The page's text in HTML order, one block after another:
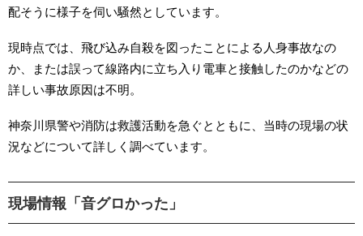
配そうに様子を伺い騒然としています。
現時点では、飛び込み自殺を図ったことによる人身事故なの
か、または誤って線路内に立ち入り電車と接触したのかなどの
詳しい事故原因は不明。
神奈川県警や消防は救護活動を急ぐとともに、当時の現場の状
況などについて詳しく調べています。
現場情報「音グロかった」